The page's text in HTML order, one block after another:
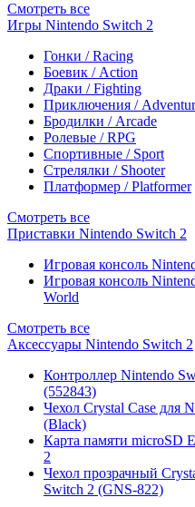
Смотреть все
Игры Nintendo Switch 2
Гонки / Racing
Боевик / Action
Драки / Fighting
Приключения /
Бродилки / Arcade
Ролевые / RPG
Спортивные / Sport
Стрелялки / Shooter
Платформер / Platformer
Смотреть все
Приставки Nintendo Switch 2
Игровая консоль
Игровая консоль
World
Смотреть все
Аксессуары Nintendo Switch 2
Контроллер Nintendo
(552843)
Чехол Сrystal Сase для
(Black)
Карта памяти microSD
2
Чехол прозрачный
Switch 2 (GNS-822)